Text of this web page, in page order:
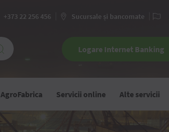
+373 22 256 456 Sucursale și bancomate
Logare Internet Banking
AgroFabrica Servicii online Alte servicii